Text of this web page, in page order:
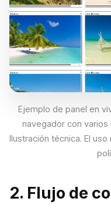
Ejemplo de panel en
navegador con varios
Ilustración técnica. El
2. Flujo de